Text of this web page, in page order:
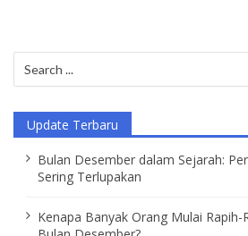
for:
Update Terbaru
Bulan Desember dalam Sejarah:
Sering Terlupakan
Kenapa Banyak Orang Mulai Rapih-